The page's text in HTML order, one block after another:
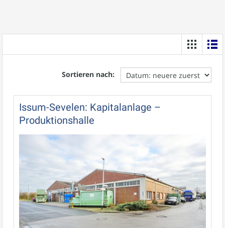
Sortieren nach:
Issum-Sevelen: Kapitalanlage –
Produktionshalle